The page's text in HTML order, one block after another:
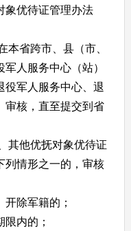
象优待证管理办法
省跨市、县（市、
人服务中心（站）
军人服务中心、退
审核，直至提交到省
其他优抚对象优待证
列情形之一的，审核
除军籍的；
内的；